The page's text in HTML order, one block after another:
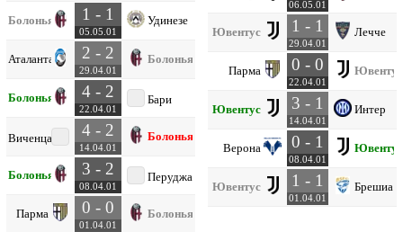
Болонья 1 - 1
05.05.01
Удинезе
Аталанта 2 - 2
29.04.01
Болонья
Болонья 4 - 2
22.04.01
Бари
Виченца 4 - 2
14.04.01
Болонья
Болонья 3 - 2
08.04.01
Перуджа
Парма 0 - 0
01.04.01
Болонья
06.05.01
Ювентус 1 - 1
29.04.01
Лечче
Парма 0 - 0
22.04.01
Ювентус
Ювентус 3 - 1
14.04.01
Интер
Верона 0 - 1
08.04.01
Ювентус
Ювентус 1 - 1
01.04.01
Брешиа